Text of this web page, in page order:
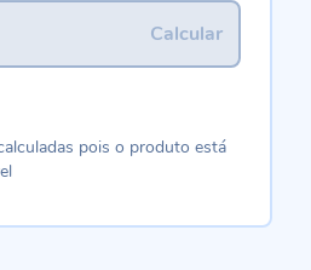
Calcular
pois o produto está